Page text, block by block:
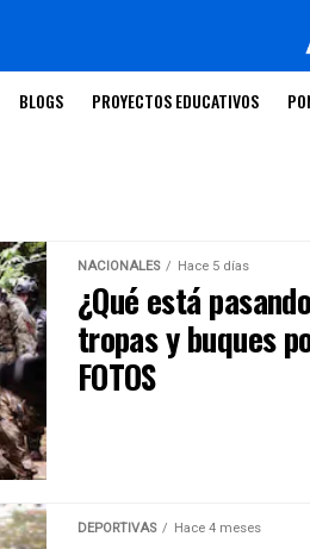
BLOGS PROYECTOS EDUCATIVOS
NACIONALES Hace 5 días
¿Qué está
tropas y buques
FOTOS
DEPORTIVAS Hace 4 meses